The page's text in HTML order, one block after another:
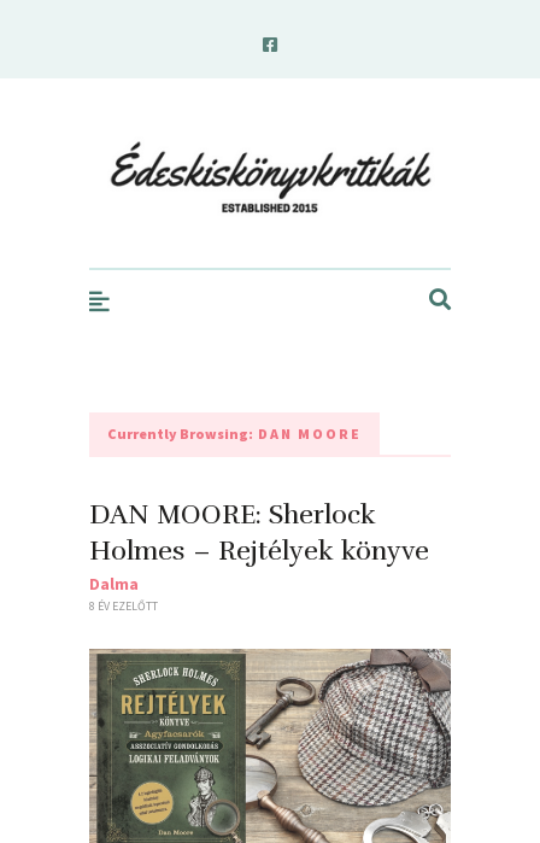
Currently Browsing: DAN MOORE
DAN MOORE: Sherlock ​
Holmes – Rejtélyek könyve
Dalma
8 ÉV EZELŐTT